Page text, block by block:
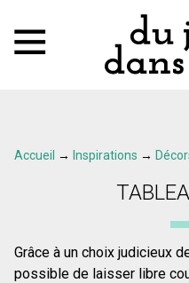
Accueil → Inspirations →
Grâce à un choix judicieux
possible de laisser libre